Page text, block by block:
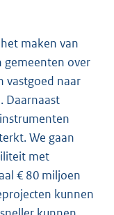
maken van
gemeenten over
vastgoed naar
Daarnaast
We gaan
met
€ 80 miljoen
kunnen